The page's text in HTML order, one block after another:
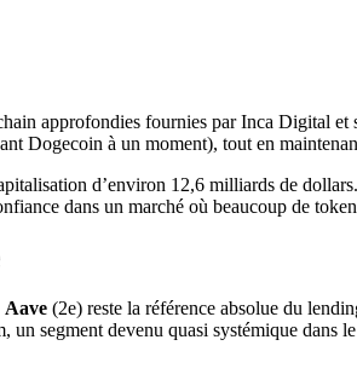
approfondies fournies par Inca Digital et
Dogecoin à un moment), tout en
d’environ 12,6 milliards de
dans un marché où beaucoup de
Aave (2e) reste la référence absolue du
un segment devenu quasi systémique dans